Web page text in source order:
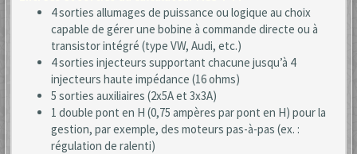
4 sorties allumages de puissance ou logique au choix
capable de gérer une bobine à commande directe ou à
transistor intégré (type VW, Audi, etc.)
4 sorties injecteurs supportant chacune jusqu’à 4
injecteurs haute impédance (16 ohms)
5 sorties auxiliaires (2x5A et 3x3A)
1 double pont en H (0,75 ampères par pont en H) pour la
gestion, par exemple, des moteurs pas-à-pas (ex. :
régulation de ralenti)